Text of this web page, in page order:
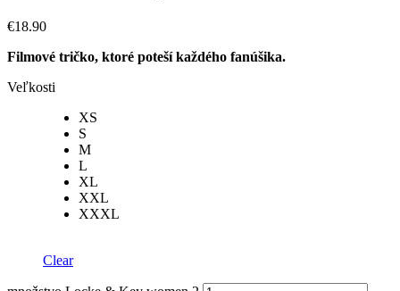
€18.90
Filmové tričko, ktoré poteší každého fanúšika.
Veľkosti
XS
S
M
L
XL
XXL
XXXL
Clear